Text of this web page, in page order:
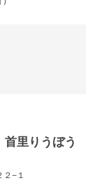
里りうぼう
−１